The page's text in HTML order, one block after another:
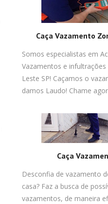
Caça Vazamento
Somos especialistas em
Vazamentos e infultrações
Leste SP! Caçamos o
damos Laudo! Chame
Caça
Desconfia de vazamento
casa? Faz a busca de
vazamentos, de maneira